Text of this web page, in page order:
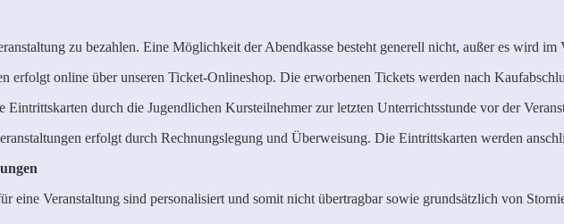
zu bezahlen. Eine Möglichkeit der Abendkasse besteht generell nicht, außer es wird
erfolgt online über unseren Ticket-Onlineshop. Die erworbenen Tickets werden nach
Eintrittskarten durch die Jugendlichen Kursteilnehmer zur letzten Unterrichtsstunde vor der
erfolgt durch Rechnungslegung und Überweisung. Die Eintrittskarten werden
eine Veranstaltung sind personalisiert und somit nicht übertragbar sowie grundsätzlich von